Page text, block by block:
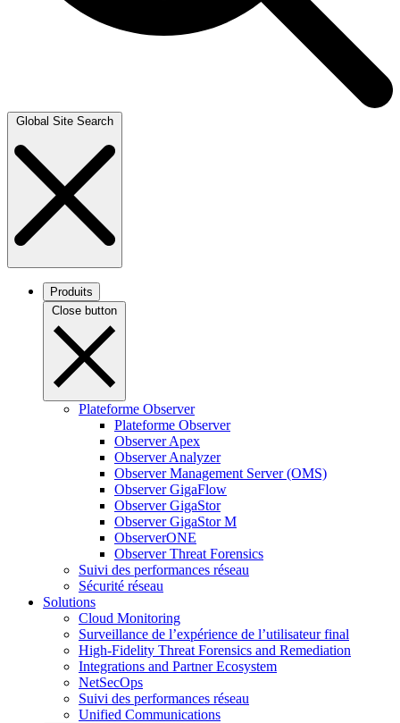
Global Site Search
Produits
Close button
Plateforme Observer
Plateforme Observer
Observer Apex
Observer Analyzer
Observer Management Server (OMS)
Observer GigaFlow
Observer GigaStor
Observer GigaStor M
ObserverONE
Observer Threat Forensics
Suivi des performances réseau
Sécurité réseau
Solutions
Cloud Monitoring
Surveillance de l’expérience de l’utilisateur final
High-Fidelity Threat Forensics and Remediation
Integrations and Partner Ecosystem
NetSecOps
Suivi des performances réseau
Unified Communications